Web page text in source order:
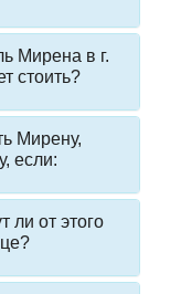
Мирена в г.
стоить?
Мирену,
если:
ли от этого